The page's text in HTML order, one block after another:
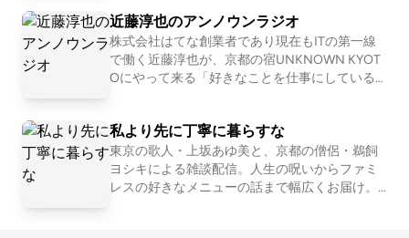
DIO is an entertainment radio talk program for hi
story , published by the crazy history geeks grou
p "COTEN" in Japan. ☆Apple &amp; Spotify Podc
ast in Japan category ranking No.1 ! ☆Japan Pod
軍ラジオ」(ApplePodcast)、2017〜2024年「恋
愛よももやまばなし」(ニコ生→Podcast)を配信
していました。清田隆之(文筆業)、森田(会社
員)、ワッコ(会社員)、さとう(会社員)の４人で
近藤淳也のアンノウンラジオ
株式会社はてな創業者であり現在もITの第一線
で働く近藤淳也が、京都の宿UNKNOWN KYOT
Oにやって来る「好きなことを仕事にしている
例」として紐解いていきます。 . 【ホスト：近藤
淳也】 株式会社OND代表取締役社長、株式会社
はてな取締役、UNKNOWN KYOTO支配人、NP
O法人滋賀一周トレイル代表理事、トレイルラ
私より先に丁寧に暮らすな
東京の歌人・上坂あゆ美と、京都の僧侶・鵜飼
ヨシキによる雑談配信。人生の呪いからファミ
レスの好きなメニューの話まで幅広くお届け。